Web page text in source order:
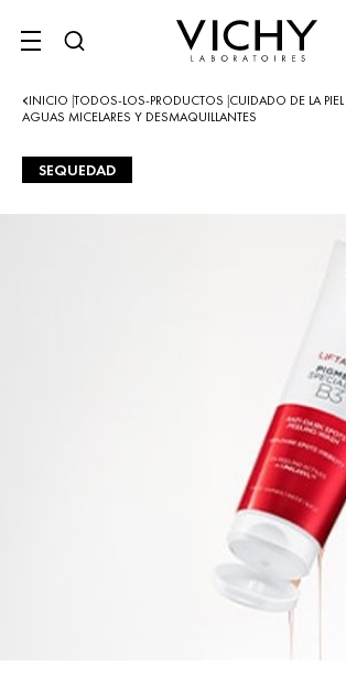
SITE MENU
INICIO TODOS-LOS-PRODUCTOS CUIDADO DE LA PIEL
AGUAS MICELARES Y DESMAQUILLANTES
SEQUEDAD